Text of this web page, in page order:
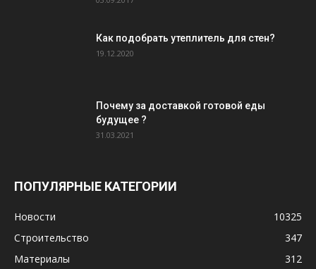
Как подобрать утеплитель для стен?
19.12.2020
Почему за доставкой готовой еды
будущее ?
31.03.2021
ПОПУЛЯРНЫЕ КАТЕГОРИИ
Новости
10325
Строительство
347
Материалы
312